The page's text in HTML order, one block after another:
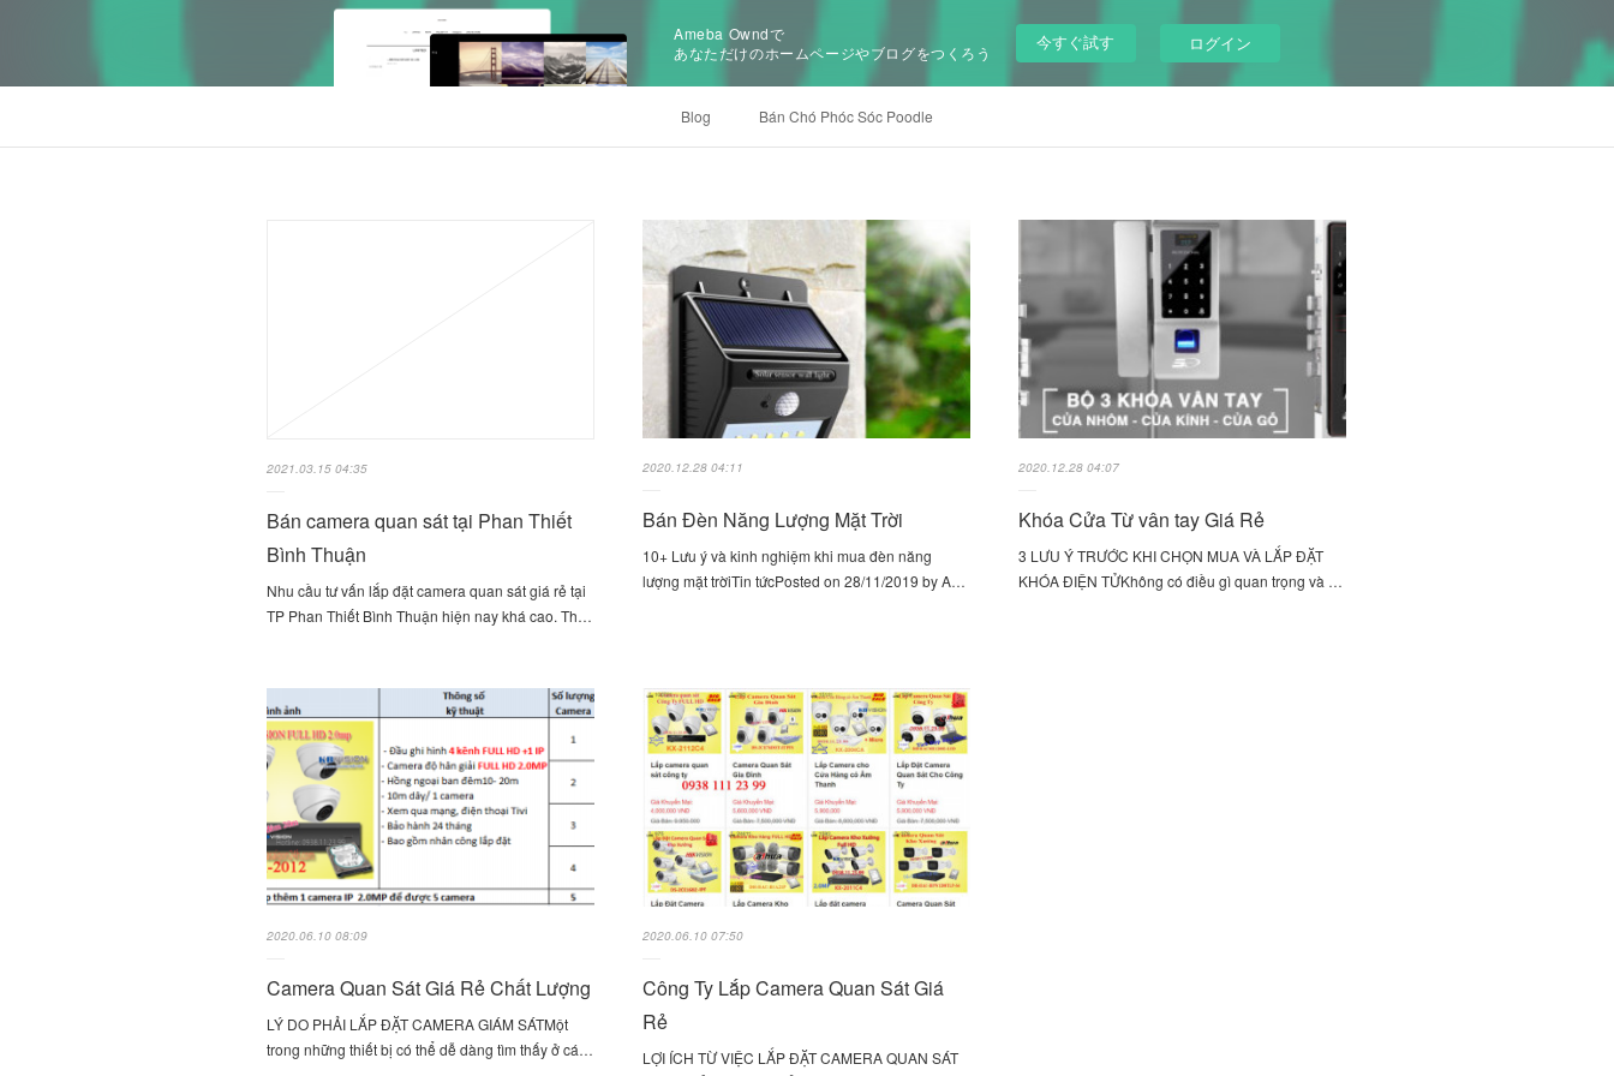
Ameba Owndで
あなただけのホームページやブログをつくろう
今すぐ試す ログイン
Blog Bán Chó Phóc Sóc Poodle
2021.03.15 04:35
Bán camera quan sát tại Phan Thiết
Bình Thuận
Nhu cầu tư vấn lắp đặt camera quan sát giá rẻ tại
TP Phan Thiết Bình Thuận hiện nay khá cao. Th…
2020.12.28 04:11
Bán Đèn Năng Lượng Mặt Trời
10+ Lưu ý và kinh nghiệm khi mua đèn năng
lượng mặt trờiTin tứcPosted on 28/11/2019 by A…
2020.12.28 04:07
Khóa Cửa Từ vân tay Giá Rẻ
3 LƯU Ý TRƯỚC KHI CHỌN MUA VÀ LẮP ĐẶT
KHÓA ĐIỆN TỬKhông có điều gì quan trọng và …
2020.06.10 08:09
Camera Quan Sát Giá Rẻ Chất Lượng
LÝ DO PHẢI LẮP ĐẶT CAMERA GIÁM SÁTMột
trong những thiết bị có thể dễ dàng tìm thấy ở cá…
2020.06.10 07:50
Công Ty Lắp Camera Quan Sát Giá
Rẻ
LỢI ÍCH TỪ VIỆC LẮP ĐẶT CAMERA QUAN SÁT